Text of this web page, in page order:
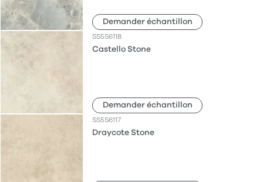
Demander échantillon
SS5S6118
Castello Stone
Demander échantillon
SS5S6117
Draycote Stone